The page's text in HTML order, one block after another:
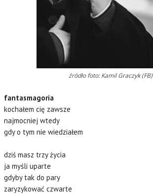
źródło foto: Kamil Graczyk (FB)
fantasmagoria
kochałem cię zawsze
najmocniej wtedy
gdy o tym nie wiedziałem
dziś masz trzy życia
ja myśli uparte
gdyby tak do pary
zaryzykować czwarte